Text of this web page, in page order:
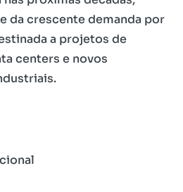
da crescente demanda por
a projetos de
centers e novos